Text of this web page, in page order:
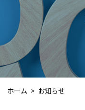
ホーム お知らせ